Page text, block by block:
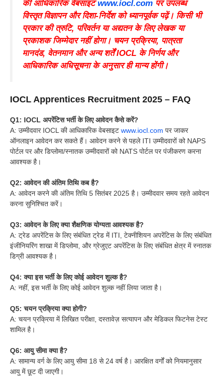
की आधिकारिक वेबसाइटwww.iocl.com पर उपलब्ध
विस्तृत विज्ञापन और दिशा-निर्देश को ध्यानपूर्वक पढ़ें। किसी भी
प्रकार की त्रुटि, परिवर्तन या अद्यतन के लिए लेखक या
प्रकाशक जिम्मेदार नहीं होगा। चयन प्रक्रिया, पात्रता
मानदंड, वेतनमान और अन्य शर्तें IOCL के निर्णय और
आधिकारिक अधिसूचना के अनुसार ही मान्य होंगी।
IOCL Apprentices Recruitment 2025 – FAQ
Q1: IOCL अपरेंटिस भर्ती के लिए आवेदन कैसे करें?
A: उम्मीदवार IOCL की आधिकारिक वेबसाइट www.iocl.com पर जाकर
ऑनलाइन आवेदन कर सकते हैं। आवेदन करने से पहले ITI उम्मीदवारों को NAPS
पोर्टल पर और डिप्लोमा/स्नातक उम्मीदवारों को NATS पोर्टल पर पंजीकरण करना
आवश्यक है।
Q2: आवेदन की अंतिम तिथि कब है?
A: आवेदन करने की अंतिम तिथि 5 सितंबर 2025 है। उम्मीदवार समय रहते आवेदन
करना सुनिश्चित करें।
Q3: आवेदन के लिए क्या शैक्षणिक योग्यता आवश्यक है?
A: ट्रेड अपरेंटिस के लिए संबंधित ट्रेड में ITI, टेक्नीशियन अपरेंटिस के लिए संबंधित
इंजीनियरिंग शाखा में डिप्लोमा, और ग्रेजुएट अपरेंटिस के लिए संबंधित क्षेत्र में स्नातक
डिग्री आवश्यक है।
Q4: क्या इस भर्ती के लिए कोई आवेदन शुल्क है?
A: नहीं, इस भर्ती के लिए कोई आवेदन शुल्क नहीं लिया जाता है।
Q5: चयन प्रक्रिया क्या होगी?
A: चयन प्रक्रिया में लिखित परीक्षा, दस्तावेज़ सत्यापन और मेडिकल फिटनेस टेस्ट
शामिल है।
Q6: आयु सीमा क्या है?
A: सामान्य वर्ग के लिए आयु सीमा 18 से 24 वर्ष है। आरक्षित वर्गों को नियमानुसार
आयु में छूट दी जाएगी।